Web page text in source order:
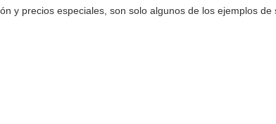
y precios especiales, son solo algunos de los ejemplos de